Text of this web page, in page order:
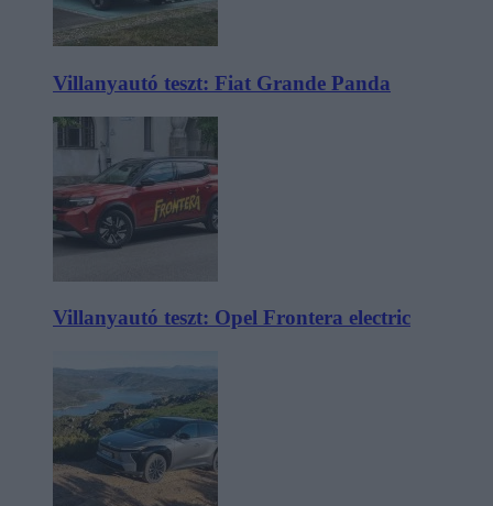
Villanyautó teszt: Fiat Grande Panda
Villanyautó teszt: Opel Frontera electric